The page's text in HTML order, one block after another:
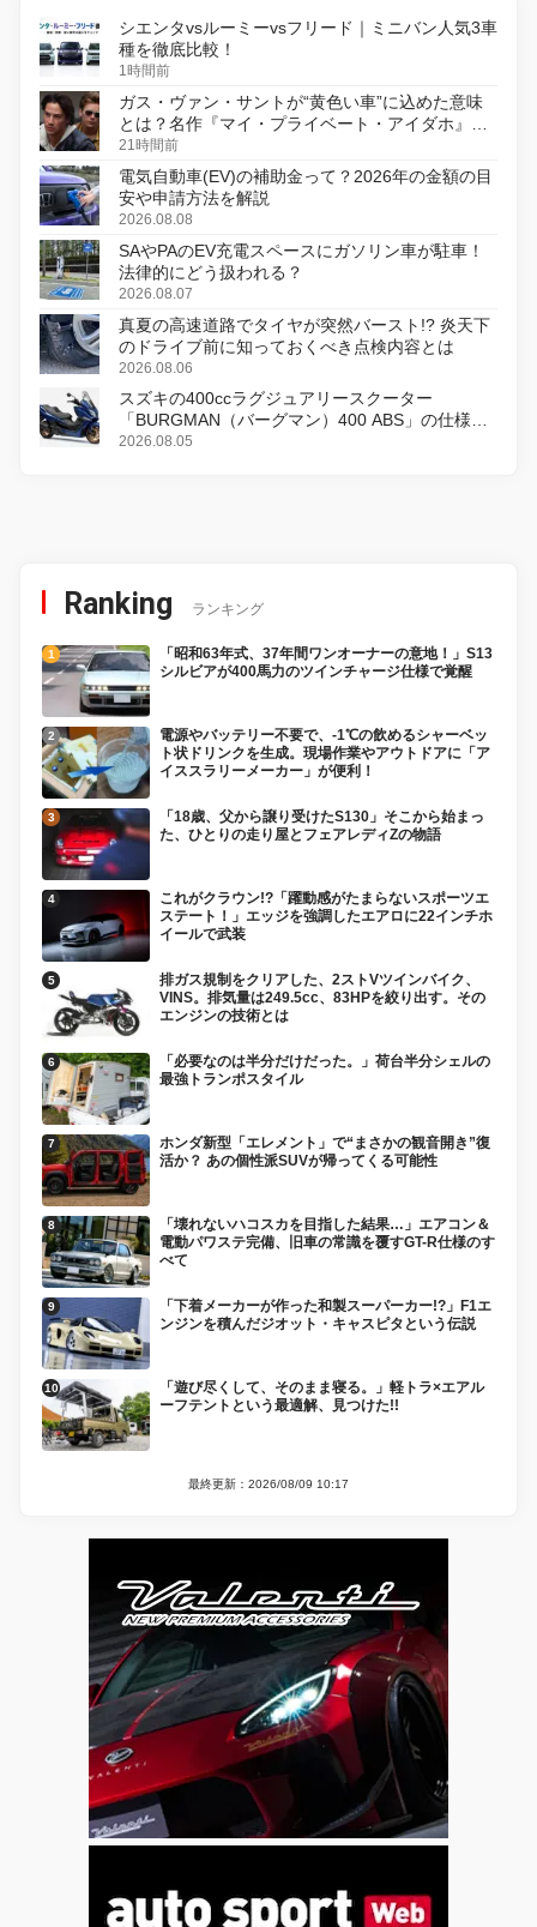
シエンタvsルーミーvsフリード｜ミニバン人気3車
種を徹底比較！
1時間前
ガス・ヴァン・サントが“黄色い車”に込めた意味
とは？名作『マイ・プライベート・アイダホ』が
初のデジタルリマスター版で復活
21時間前
電気自動車(EV)の補助金って？2026年の金額の目
安や申請方法を解説
2026.08.08
SAやPAのEV充電スペースにガソリン車が駐車！
法律的にどう扱われる？
2026.08.07
真夏の高速道路でタイヤが突然バースト!? 炎天下
のドライブ前に知っておくべき点検内容とは
2026.08.06
スズキの400ccラグジュアリースクーター
「BURGMAN（バーグマン）400 ABS」の仕様を
変更し、8月18日に発売
2026.08.05
Ranking ランキング
「昭和63年式、37年間ワンオーナーの意地！」S13
シルビアが400馬力のツインチャージ仕様で覚醒
電源やバッテリー不要で、-1℃の飲めるシャーベッ
ト状ドリンクを生成。現場作業やアウトドアに「ア
イススラリーメーカー」が便利！
「18歳、父から譲り受けたS130」そこから始まっ
た、ひとりの走り屋とフェアレディZの物語
これがクラウン!?「躍動感がたまらないスポーツエ
ステート！」エッジを強調したエアロに22インチホ
イールで武装
排ガス規制をクリアした、2ストVツインバイク、
VINS。排気量は249.5cc、83HPを絞り出す。その
エンジンの技術とは
「必要なのは半分だけだった。」荷台半分シェルの
最強トランポスタイル
ホンダ新型「エレメント」で“まさかの観音開き”復
活か？ あの個性派SUVが帰ってくる可能性
「壊れないハコスカを目指した結果…」エアコン＆
電動パワステ完備、旧車の常識を覆すGT-R仕様のす
べて
「下着メーカーが作った和製スーパーカー!?」F1エ
ンジンを積んだジオット・キャスピタという伝説
「遊び尽くして、そのまま寝る。」軽トラ×エアル
ーフテントという最適解、見つけた!!
最終更新：2026/08/09 10:17